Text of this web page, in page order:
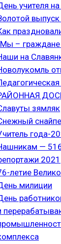
учителя
– граждане
на
зямляк
года-
—
2021
летие
милиции